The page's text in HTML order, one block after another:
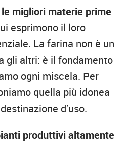
migliori materie prime
esprimono il loro
La farina non è un
gli altri: è il fondamento
ogni miscela. Per
quella più idonea
d’uso.
produttivi altamente